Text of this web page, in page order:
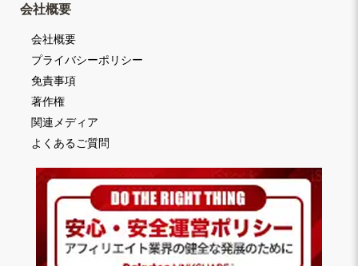
会社概要
会社概要
プライバシーポリシー
免責事項
著作権
関連メディア
よくあるご質問